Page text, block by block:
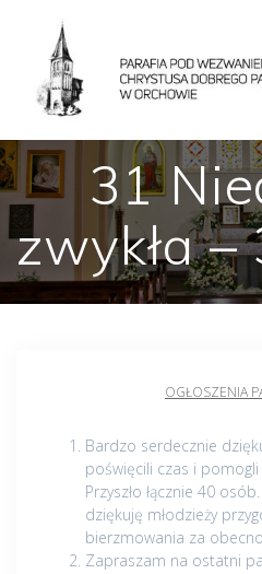
31
zwykła
OGŁOSZENIA
Bardzo serdecznie
poświęcili czas i
Przyszło łącznie 40
dziękuję młodzieży
bierzmowania za
Zapraszam na ostatni